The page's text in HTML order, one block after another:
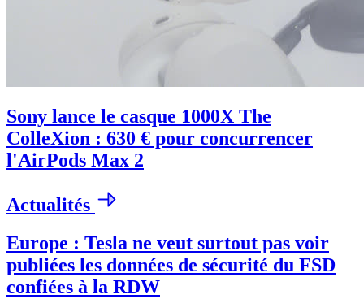
Sony lance le casque 1000X The
ColleXion : 630 € pour concurrencer
l'AirPods Max 2
Actualités
Europe : Tesla ne veut surtout pas voir
publiées les données de sécurité du FSD
confiées à la RDW